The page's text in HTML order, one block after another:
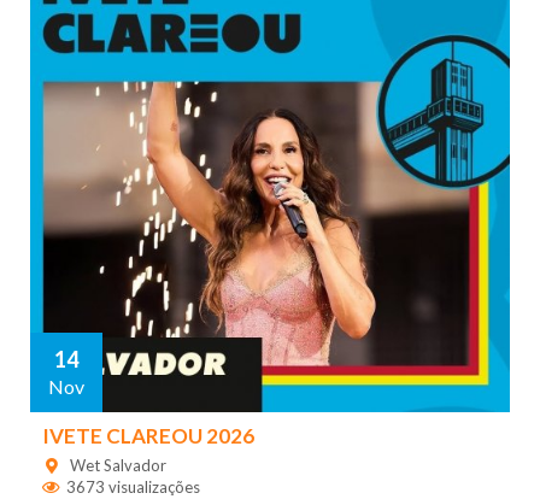
14
Nov
IVETE CLAREOU 2026
Wet Salvador
3673 visualizações